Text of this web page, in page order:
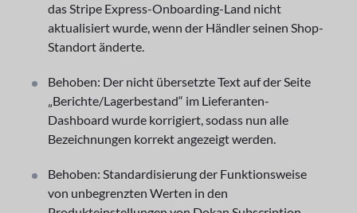
das Stripe Express-Onboarding-Land nicht
aktualisiert wurde, wenn der Händler seinen Shop-
Standort änderte.
Behoben: Der nicht übersetzte Text auf der Seite
„Berichte/Lagerbestand“ im Lieferanten-
Dashboard wurde korrigiert, sodass nun alle
Bezeichnungen korrekt angezeigt werden.
Behoben: Standardisierung der Funktionsweise
von unbegrenzten Werten in den